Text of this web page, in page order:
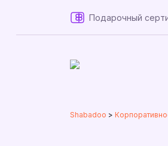
Подарочный
Shabadoo >